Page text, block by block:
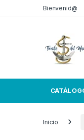
Skip to navigation
Skip to contentBienvenid@
Inicio